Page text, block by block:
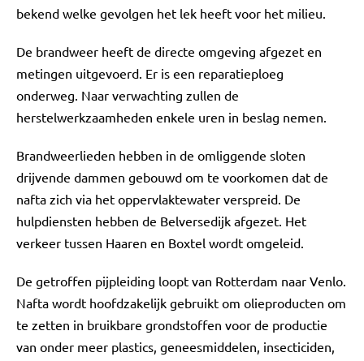
bekend welke gevolgen het lek heeft voor het milieu.
De brandweer heeft de directe omgeving afgezet en
metingen uitgevoerd. Er is een reparatieploeg
onderweg. Naar verwachting zullen de
herstelwerkzaamheden enkele uren in beslag nemen.
Brandweerlieden hebben in de omliggende sloten
drijvende dammen gebouwd om te voorkomen dat de
nafta zich via het oppervlaktewater verspreid. De
hulpdiensten hebben de Belversedijk afgezet. Het
verkeer tussen Haaren en Boxtel wordt omgeleid.
De getroffen pijpleiding loopt van Rotterdam naar Venlo.
Nafta wordt hoofdzakelijk gebruikt om olieproducten om
te zetten in bruikbare grondstoffen voor de productie
van onder meer plastics, geneesmiddelen, insecticiden,